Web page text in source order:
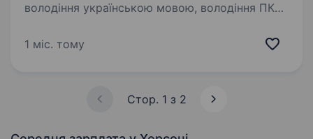
володіння українською мовою, володіння ПК
м. Херсон, вул. Комкова, 76 А, також робоче
1 міс. тому
Стор. 1 з 2